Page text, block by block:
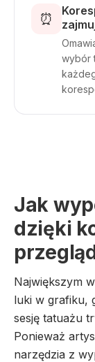
⏰
wybór
Jak
dzięki
Największym
luki w grafiku,
sesję tatuażu
Ponieważ
narzędzia z